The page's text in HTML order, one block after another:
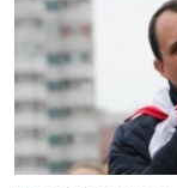
МУЛЬТИМЕДІА
ФОТО
СПЕЦПРОЄКТИ
ПОДКАСТИ